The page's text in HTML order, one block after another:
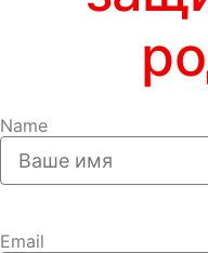
Name
Email